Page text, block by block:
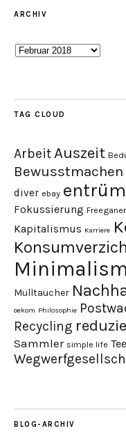
ARCHIV
Archiv
TAG CLOUD
ArbeitAuszeit
Bewusstmachen
diver ebay
Fokussierung Freeganer
Kapitalismus Karriere
Mülltaucher
oekom Philosophie
Recycling
Sammler simple life Tee
BLOG-ARCHIV